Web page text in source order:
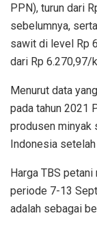
PPN), turun dari
sebelumnya,
sawit di level Rp
dari Rp 6.270,97/
Menurut data
pada tahun 2021
produsen minyak
Indonesia setelah
Harga TBS
periode 7-13
adalah sebagai